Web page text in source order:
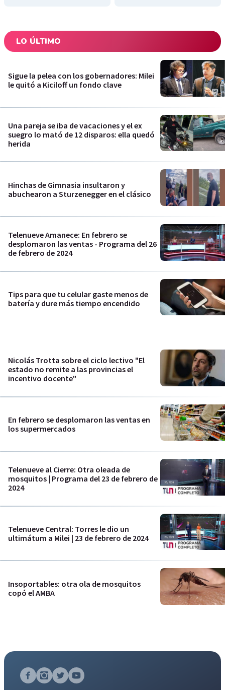
LO ÚLTIMO
Sigue la pelea con los gobernadores: Milei
le quitó a Kiciloff un fondo clave
Una pareja se iba de vacaciones y el ex
suegro lo mató de 12 disparos: ella quedó
herida
Hinchas de Gimnasia insultaron y
abuchearon a Sturzenegger en el clásico
Telenueve Amanece: En febrero se
desplomaron las ventas - Programa del 26
de febrero de 2024
Tips para que tu celular gaste menos de
batería y dure más tiempo encendido
Nicolás Trotta sobre el ciclo lectivo "El
estado no remite a las provincias el
incentivo docente"
En febrero se desplomaron las ventas en
los supermercados
Telenueve al Cierre: Otra oleada de
mosquitos | Programa del 23 de febrero de
2024
Telenueve Central: Torres le dio un
ultimátum a Milei | 23 de febrero de 2024
Insoportables: otra ola de mosquitos
copó el AMBA